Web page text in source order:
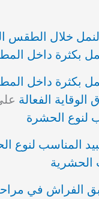
خلال الطقس
بكثرة داخل
بكثرة داخل
الفعالة
لنوع الحشرة
المناسب لنوع
الحشرية
الفراش في